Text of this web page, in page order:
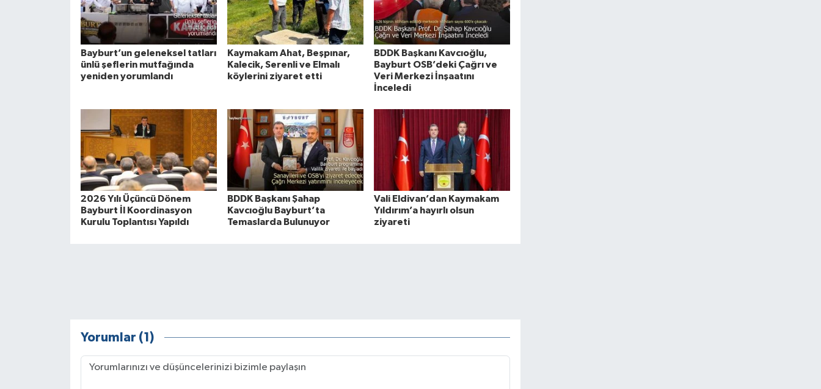
Bayburt’un geleneksel tatları
ünlü şeflerin mutfağında
yeniden yorumlandı
Kaymakam Ahat, Beşpınar,
Kalecik, Serenli ve Elmalı
köylerini ziyaret etti
BDDK Başkanı Kavcıoğlu,
Bayburt OSB’deki Çağrı ve
Veri Merkezi İnşaatını
İnceledi
2026 Yılı Üçüncü Dönem
Bayburt İl Koordinasyon
Kurulu Toplantısı Yapıldı
BDDK Başkanı Şahap
Kavcıoğlu Bayburt’ta
Temaslarda Bulunuyor
Vali Eldivan’dan Kaymakam
Yıldırım’a hayırlı olsun
ziyareti
Yorumlar (1)